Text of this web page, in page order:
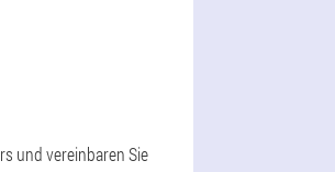
und vereinbaren Sie